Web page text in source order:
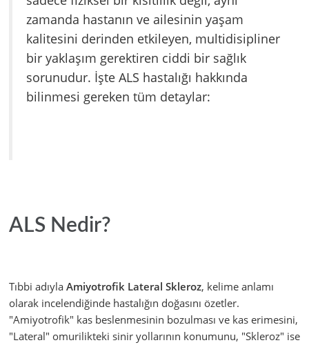
zamanda hastanın ve ailesinin yaşam
kalitesini derinden etkileyen, multidisipliner
bir yaklaşım gerektiren ciddi bir sağlık
sorunudur. İşte ALS hastalığı hakkında
bilinmesi gereken tüm detaylar:
ALS Nedir?
Tıbbi adıyla Amiyotrofik Lateral Skleroz, kelime anlamı
olarak incelendiğinde hastalığın doğasını özetler.
"Amiyotrofik" kas beslenmesinin bozulması ve kas erimesini,
"Lateral" omurilikteki sinir yollarının konumunu, "Skleroz" ise